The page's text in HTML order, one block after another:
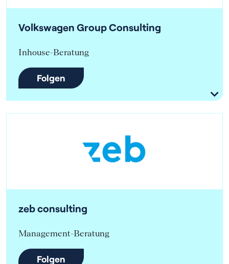
Volkswagen Group Consulting
Inhouse-Beratung
Folgen
zeb consulting
Management-Beratung
Folgen